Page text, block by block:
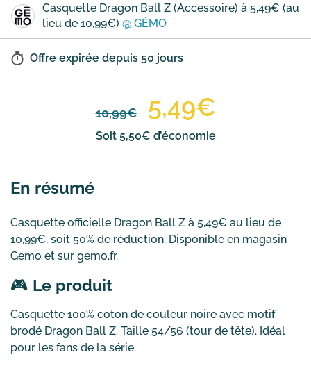
Casquette Dragon Ball Z (Accessoire) à 5,49€ (au
lieu de 10,99€) @ GÉMO
Offre expirée depuis 50 jours
10,99€ 5,49€
Soit 5,50€ d’économie
En résumé
Casquette officielle Dragon Ball Z à 5,49€ au lieu de
10,99€, soit 50% de réduction. Disponible en magasin
Gemo et sur gemo.fr.
🎮 Le produit
Casquette 100% coton de couleur noire avec motif
brodé Dragon Ball Z. Taille 54/56 (tour de tête). Idéal
pour les fans de la série.